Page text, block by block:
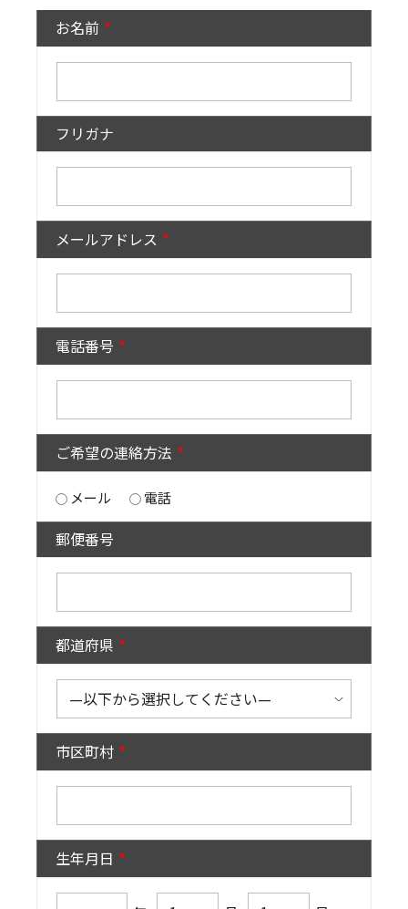
お名前
フリガナ
メールアドレス
電話番号
ご希望の連絡方法
メール 電話
郵便番号
都道府県
市区町村
生年月日